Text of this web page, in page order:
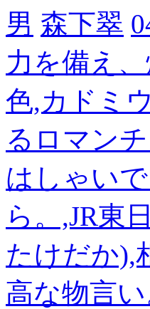
男 森下翠
力を備え
色,カドミ
るロマン
はしゃい
ら。,JR東
たけだか),
高な物言い